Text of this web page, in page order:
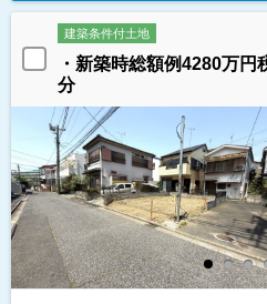
建築条件付土地
・新築時総額例4280万
分